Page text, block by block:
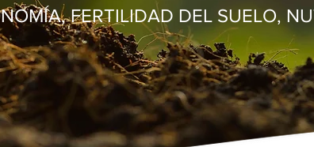
FERTILIDAD DEL SUELO,